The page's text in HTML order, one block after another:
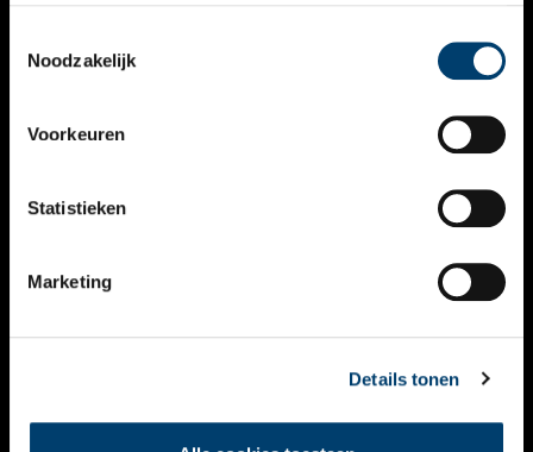
Noodzakelijk
Voorkeuren
Statistieken
Marketing
Details tonen
VERHALEN
KALENDER
THEMA’S
VIDEO’S
CONTACT